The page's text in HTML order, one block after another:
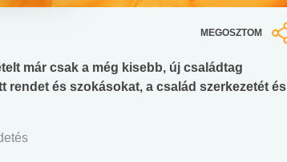
MEGOSZTOM
már csak a még kisebb, új családtag
rendet és szokásokat, a család szerkezetét és